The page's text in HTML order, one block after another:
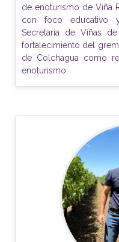
de enoturismo de Viña
con foco educativo
Secretaria de Viñas
fortalecimiento del
de Colchagua como
enoturismo.